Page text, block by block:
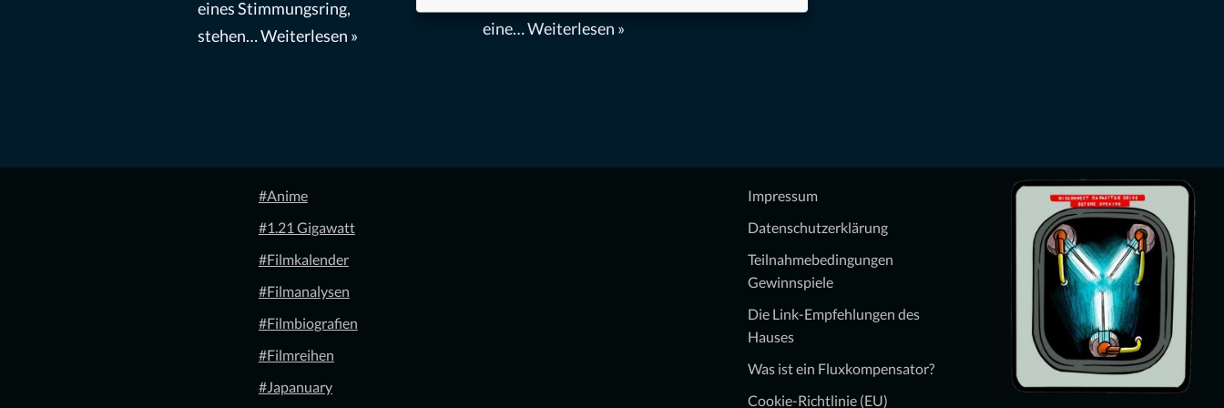
eines Stimmungsring,
stehen…Weiterlesen »
eine…Weiterlesen »
#Anime
#1.21 Gigawatt
#Filmkalender
#Filmanalysen
#Filmbiografien
#Filmreihen
#Japanuary
Impressum
Datenschutzerklärung
Teilnahmebedingungen
Gewinnspiele
Die Link-Empfehlungen des
Hauses
Was ist ein Fluxkompensator?
Cookie-Richtlinie (EU)